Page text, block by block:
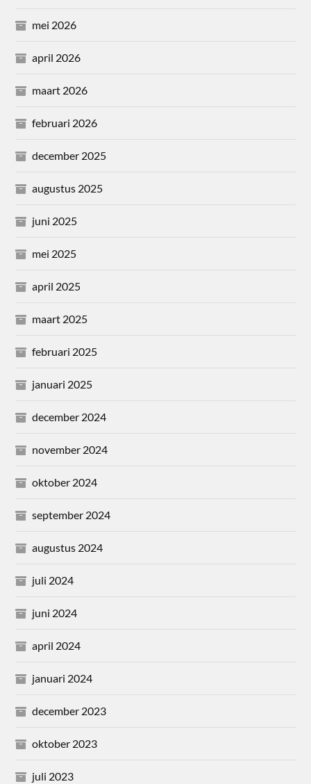
mei 2026
april 2026
maart 2026
februari 2026
december 2025
augustus 2025
juni 2025
mei 2025
april 2025
maart 2025
februari 2025
januari 2025
december 2024
november 2024
oktober 2024
september 2024
augustus 2024
juli 2024
juni 2024
april 2024
januari 2024
december 2023
oktober 2023
juli 2023